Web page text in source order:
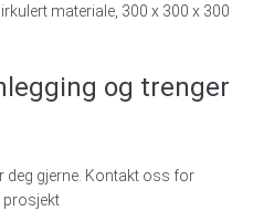
materiale, 300 x 300 x 300
og trenger
deg gjerne. Kontakt oss for
prosjekt